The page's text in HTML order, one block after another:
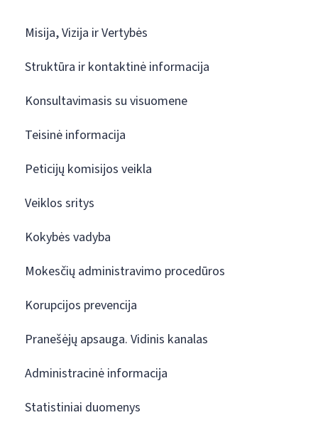
Misija, Vizija ir Vertybės
Struktūra ir kontaktinė informacija
Konsultavimasis su visuomene
Teisinė informacija
Peticijų komisijos veikla
Veiklos sritys
Kokybės vadyba
Mokesčių administravimo procedūros
Korupcijos prevencija
Pranešėjų apsauga. Vidinis kanalas
Administracinė informacija
Statistiniai duomenys